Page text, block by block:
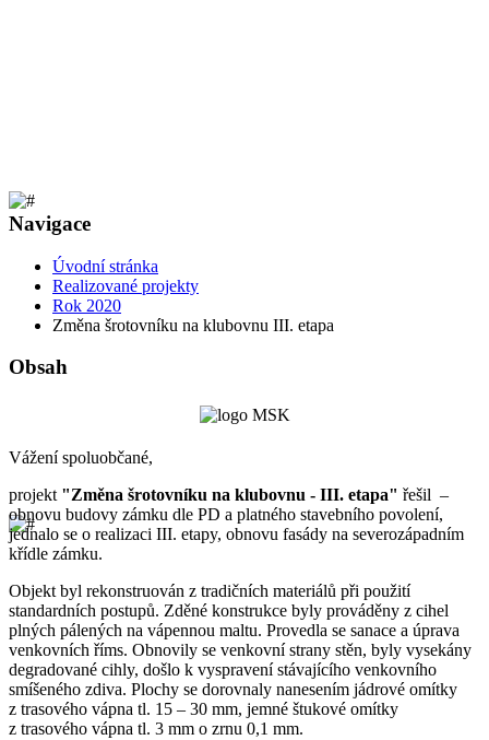
Navigace
Úvodní stránka
Realizované projekty
Rok 2020
Změna šrotovníku na klubovnu III. etapa
Obsah
Vážení spoluobčané,
projekt "Změna šrotovníku na klubovnu - III. etapa" řešil –
obnovu budovy zámku dle PD a platného stavebního povolení,
jednalo se o realizaci III. etapy, obnovu fasády na severozápadním
křídle zámku.
Objekt byl rekonstruován z tradičních materiálů při použití
standardních postupů. Zděné konstrukce byly prováděny z cihel
plných pálených na vápennou maltu. Provedla se sanace a úprava
venkovních říms. Obnovily se venkovní strany stěn, byly vysekány
degradované cihly, došlo k vyspravení stávajícího venkovního
smíšeného zdiva. Plochy se dorovnaly nanesením jádrové omítky
z trasového vápna tl. 15 – 30 mm, jemné štukové omítky
z trasového vápna tl. 3 mm o zrnu 0,1 mm.